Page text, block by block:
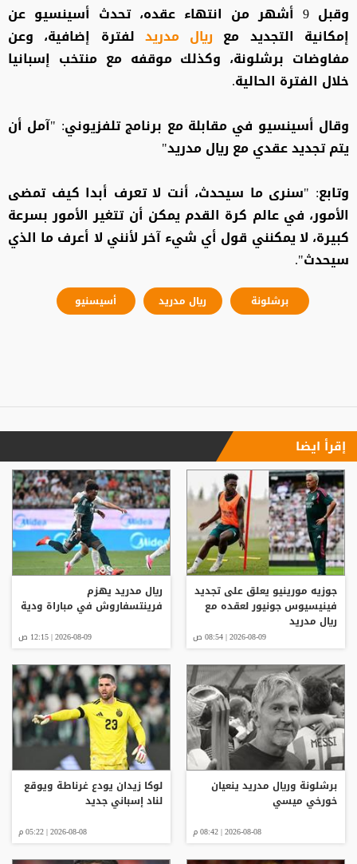
وقبل 9 أشهر من انتهاء عقده، تحدث أسينسيو عن
إمكانية التجديد مع ريال مدريد لفترة إضافية، وعن
مفاوضات برشلونة، وكذلك موقفه مع منتخب إسبانيا
خلال الفترة الحالية.
وقال أسينسيو في مقابلة مع برنامج تلفزيوني: "آمل أن
يتم تجديد عقدي مع ريال مدريد"
وتابع: "سنرى ما سيحدث، أنت لا تعرف أبدا كيف تمضى
الأمور، في عالم كرة القدم يمكن أن تتغير الأمور بسرعة
كبيرة، لا يمكنني قول أي شيء آخر لأنني لا أعرف ما الذي
سيحدث".
برشلونة ريال مدريد أسيسنيو
إقرأ ايضا
جوزيه مورينيو يعلق على تجديد
فينيسيوس جونيور لعقده مع
ريال مدريد
2026-08-09 | 08:54 ص
ريال مدريد يهزم
فرينتسفاروش في مباراة ودية
2026-08-09 | 12:15 ص
برشلونة وريال مدريد ينعيان
خورخي ميسي
2026-08-08 | 08:42 م
لوكا زيدان يودع غرناطة ويوقع
لناد إسباني جديد
2026-08-08 | 05:22 م